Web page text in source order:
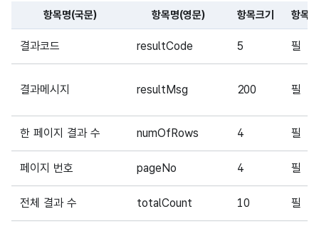
해당 오픈API의 출력결과(Response Element) 항목에 대한
항목명(국문) 항목명(영문) 항목크기 항목
결과코드 resultCode 5 필
결과메시지 resultMsg 200 필
한 페이지 결과 수 numOfRows 4 필
페이지 번호 pageNo 4 필
전체 결과 수 totalCount 10 필